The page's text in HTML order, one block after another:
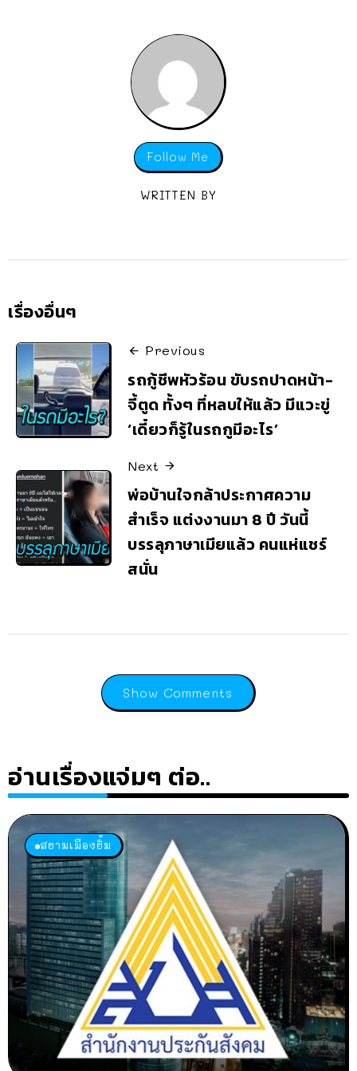
Follow Me
WRITTEN BY
เรื่องอื่นๆ
Previous
รถกู้ชีพหัวร้อน ขับรถปาดหน้า-
จี้ตูด ทั้งๆ ที่หลบให้แล้ว มีแวะขู่
‘เดี๋ยวก็รู้ในรถกูมีอะไร’
Next
พ่อบ้านใจกล้าประกาศความ
สำเร็จ แต่งงานมา 8 ปี วันนี้
บรรลุภาษาเมียแล้ว คนแห่แชร์
สนั่น
Show Comments
อ่านเรื่องแจ่มๆ ต่อ..
สยามเมืองยิ้ม